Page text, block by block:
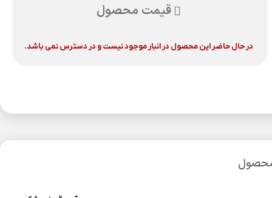
قیمت محصول
در حال حاضر این محصول در انبار موجود نیست و در دسترس نمی باشد.